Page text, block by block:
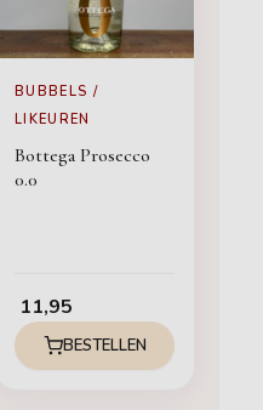
BUBBELS /
LIKEUREN
Bottega Prosecco
0.0
11,95
BESTELLEN